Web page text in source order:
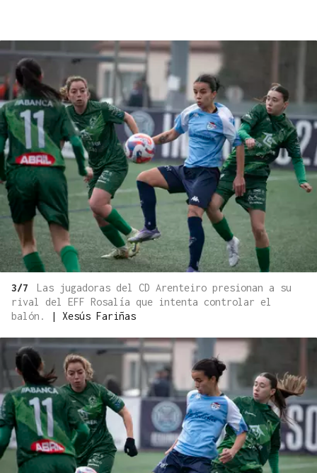
3/7
Las jugadoras del CD Arenteiro presionan a su
rival del EFF Rosalía que intenta controlar el
balón.
| Xesús Fariñas